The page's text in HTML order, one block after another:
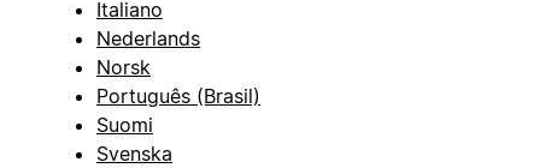
Italiano
Nederlands
Norsk
Português (Brasil)
Suomi
Svenska